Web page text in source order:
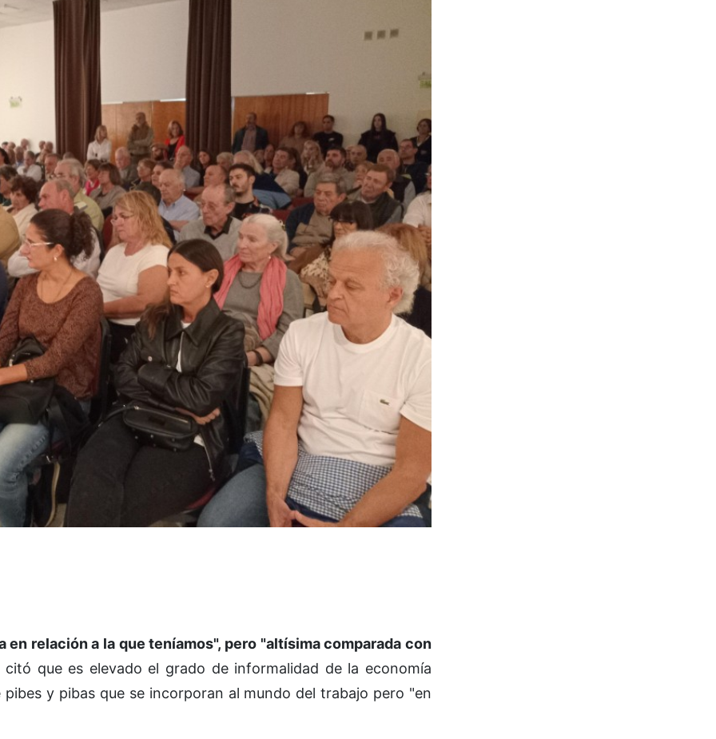
relación a la que teníamos", pero "altísima comparada con
que es elevado el grado de informalidad de la economía
y pibas que se incorporan al mundo del trabajo pero "en